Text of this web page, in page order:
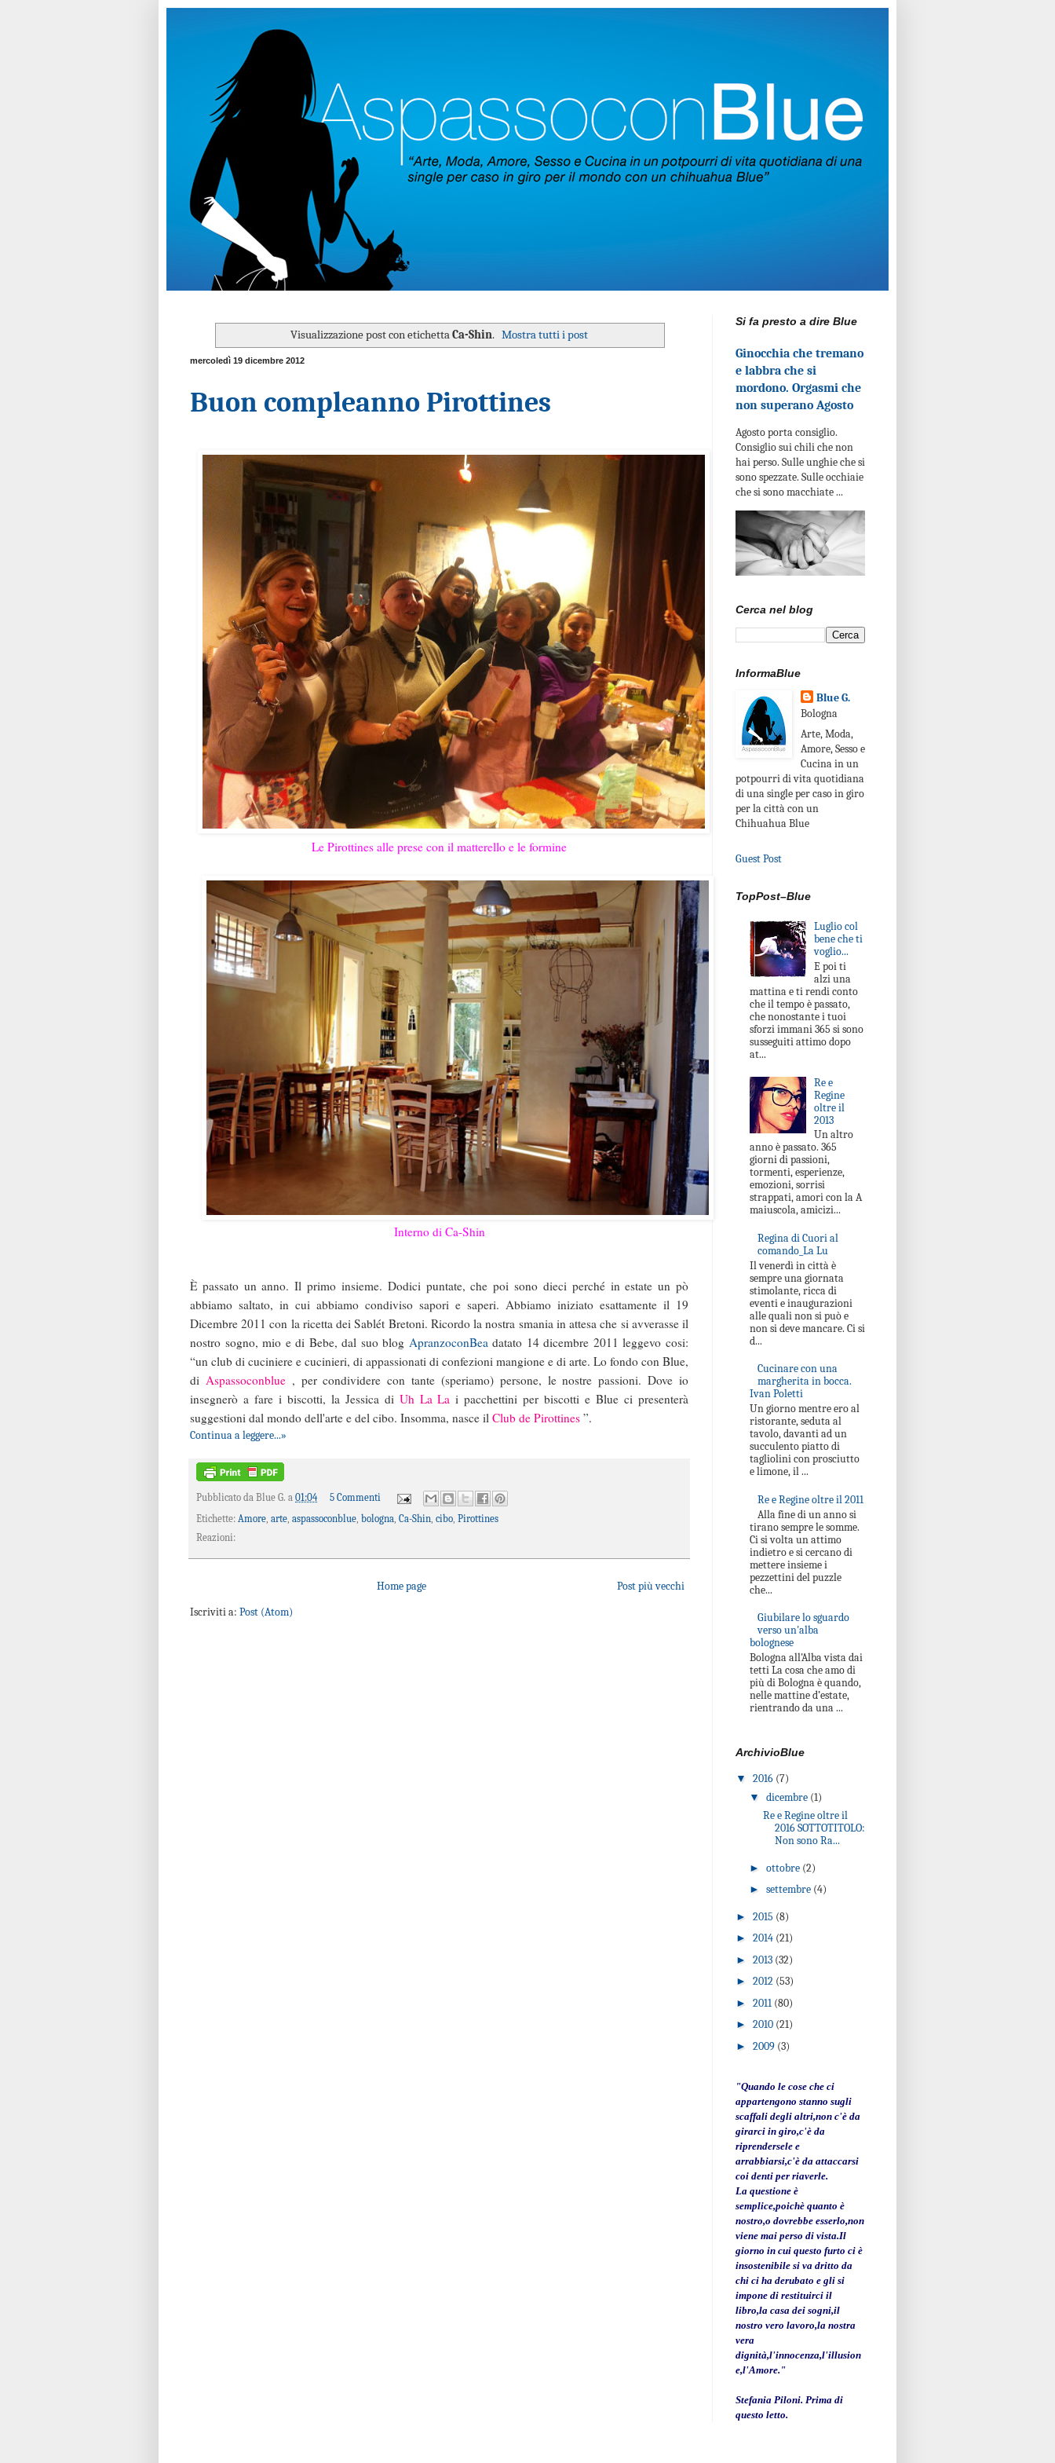
Visualizzazione post con etichettaCa-Shin. Mostra tutti i post
mercoledì 19 dicembre 2012
Buon compleanno Pirottines
Le Pirottines alle prese con il matterello e le formine
Interno di Ca-Shin
È passato un anno. Il primo insieme. Dodici puntate, che poi sono dieci perché in estate un pò
abbiamo saltato, in cui abbiamo condiviso sapori e saperi. Abbiamo iniziato esattamente il 19
Dicembre 2011 con la ricetta dei Sablét Bretoni. Ricordo la nostra smania in attesa che si avverasse il
nostro sogno, mio e di Bebe, dal suo blog ApranzoconBeadatato 14 dicembre 2011 leggevo cosi:
“un club di cuciniere e cucinieri, di appassionati di confezioni mangione e di arte. Lo fondo con Blue,
di Aspassoconblue , per condividere con tante (speriamo) persone, le nostre passioni. Dove io
insegnerò a fare i biscotti, la Jessica di Uh La La i pacchettini per biscotti e Blue ci presenterà
suggestioni dal mondo dell'arte e del cibo. Insomma, nasce il Club de Pirottines ”.
Continua a leggere...»
Pubblicato da Blue G. a 01:04
5 Commenti
Etichette: Amore, arte, aspassoconblue, bologna, Ca-Shin, cibo, Pirottines
Reazioni:
Post più vecchi
Home page
Iscriviti a: Post (Atom)
Si fa presto a dire Blue
Ginocchia che tremano
e labbra che si
mordono. Orgasmi che
non superano Agosto
Agosto porta consiglio.
Consiglio sui chili che non
hai perso. Sulle unghie che si
sono spezzate. Sulle occhiaie
che si sono macchiate ...
Cerca nel blog
InformaBlue
Blue G.
Bologna
Arte, Moda,
Amore, Sesso e
Cucina in un
potpourri di vita quotidiana
di una single per caso in giro
per la città con un
Chihuahua Blue
Guest Post
TopPost–Blue
Luglio col
bene che ti
voglio...
E poi ti
alzi una
mattina e ti rendi conto
che il tempo è passato,
che nonostante i tuoi
sforzi immani 365 si sono
susseguiti attimo dopo
at...
Re e
Regine
oltre il
2013
Un altro
anno è passato. 365
giorni di passioni,
tormenti, esperienze,
emozioni, sorrisi
strappati, amori con la A
maiuscola, amicizi...
Regina di Cuori al
comando_La Lu
Il venerdì in città è
sempre una giornata
stimolante, ricca di
eventi e inaugurazioni
alle quali non si può e
non si deve mancare. Ci si
d...
Cucinare con una
margherita in bocca.
Ivan Poletti
Un giorno mentre ero al
ristorante, seduta al
tavolo, davanti ad un
succulento piatto di
tagliolini con prosciutto
e limone, il ...
Re e Regine oltre il 2011
Alla fine di un anno si
tirano sempre le somme.
Ci si volta un attimo
indietro e si cercano di
mettere insieme i
pezzettini del puzzle
che...
Giubilare lo sguardo
verso un'alba
bolognese
Bologna all'Alba vista dai
tetti La cosa che amo di
più di Bologna è quando,
nelle mattine d’estate,
rientrando da una ...
ArchivioBlue
▼ 2016 (7)
▼ dicembre (1)
Re e Regine oltre il
2016 SOTTOTITOLO:
Non sono Ra...
► ottobre (2)
► settembre (4)
► 2015 (8)
► 2014 (21)
► 2013 (32)
► 2012 (53)
► 2011 (80)
► 2010 (21)
► 2009 (3)
"Quando le cose che ci
appartengono stanno sugli
scaffali degli altri,non c'è da
girarci in giro,c'è da
riprendersele e
arrabbiarsi,c'è da attaccarsi
coi denti per riaverle.
La questione è
semplice,poichè quanto è
nostro,o dovrebbe esserlo,non
viene mai perso di vista.Il
giorno in cui questo furto ci è
insostenibile si va dritto da
chi ci ha derubato e gli si
impone di restituirci il
libro,la casa dei sogni,il
nostro vero lavoro,la nostra
vera
dignità,l'innocenza,l'illusion
e,l'Amore."
Stefania Piloni. Prima di
questo letto.